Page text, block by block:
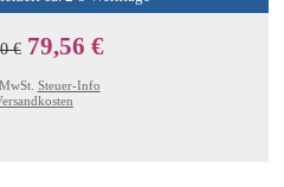
€ 79,56 €
Steuer-Info